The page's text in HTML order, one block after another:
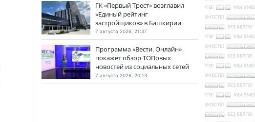
ГК «Первый Трест» возглавил
«Единый рейтинг
застройщиков» в Башкирии
7 августа 2026, 21:37
Программа «Вести. Онлайн»
покажет обзор ТОПовых
новостей из социальных сетей
7 августа 2026, 20:13